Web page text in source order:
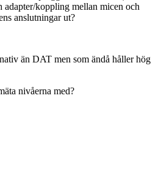
adapter/koppling mellan micen och
anslutningar ut?
än DAT men som ändå håller hög
nivåerna med?